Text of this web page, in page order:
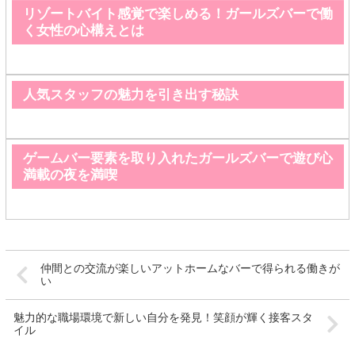
リゾートバイト感覚で楽しめる！ガールズバーで働
く女性の心構えとは
人気スタッフの魅力を引き出す秘訣
ゲームバー要素を取り入れたガールズバーで遊び心
満載の夜を満喫
仲間との交流が楽しいアットホームなバーで得られる働きが
い
魅力的な職場環境で新しい自分を発見！笑顔が輝く接客スタ
イル